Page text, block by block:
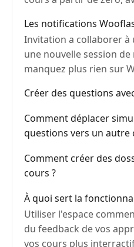
Les notifications
Invitation a collaborer
une nouvelle session de
manquez plus rien sur
Créer des questions
Comment déplacer
questions vers un autre
Comment créer des
cours ?
À quoi sert la
Utiliser l'espace
du feedback de vos
vos cours plus